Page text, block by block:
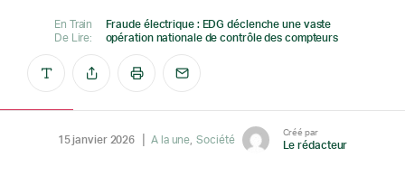
En Train
De Lire:
Fraude électrique : EDG déclenche une vaste
opération nationale de contrôle des compteurs
15 janvier 2026 A la une Société
Créé par
Le rédacteur